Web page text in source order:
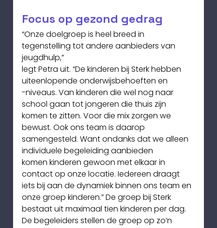
Focus op gezond gedrag
“Onze doelgroep is heel breed in
tegenstelling tot andere aanbieders van
jeugdhulp,”
legt Petra uit. “De kinderen bij Sterk hebben
uiteenlopende onderwijsbehoeften en
-niveaus. Van kinderen die wel nog naar
school gaan tot jongeren die thuis zijn
komen te zitten. Voor die mix zorgen we
bewust. Ook ons team is daarop
samengesteld. Want ondanks dat we alleen
individuele begeleiding aanbieden
komen kinderen gewoon met elkaar in
contact op onze locatie. Iedereen draagt
iets bij aan de dynamiek binnen ons team en
onze groep kinderen.” De groep bij Sterk
bestaat uit maximaal tien kinderen per dag.
De begeleiders stellen de groep op zo’n